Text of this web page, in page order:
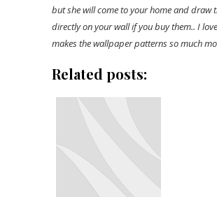
but she will come to your home and draw
directly on your wall if you buy them.. I
makes the wallpaper patterns so much
Related posts: